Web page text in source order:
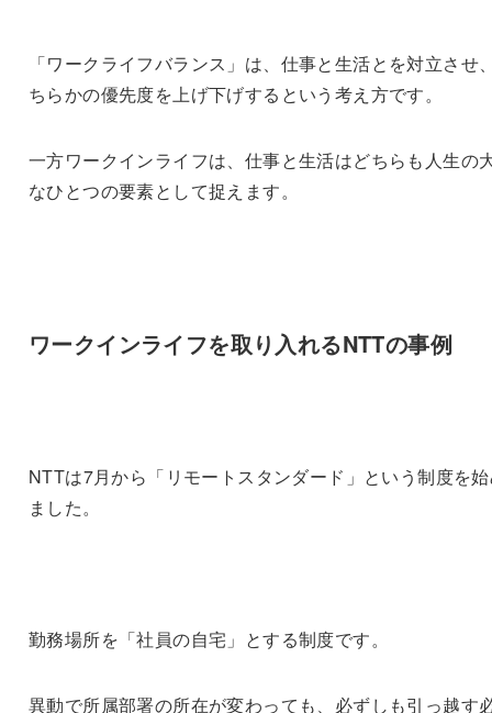
「ワークライフバランス」は、仕事と生活とを対立させ
ちらかの優先度を上げ下げするという考え方です。
一方ワークインライフは、仕事と生活はどちらも人生の
なひとつの要素として捉えます。
ワークインライフを取り入れるNTTの事例
NTTは7月から「リモートスタンダード」という制度を
ました。
勤務場所を「社員の自宅」とする制度です。
異動で所属部署の所在が変わっても、必ずしも引っ越す